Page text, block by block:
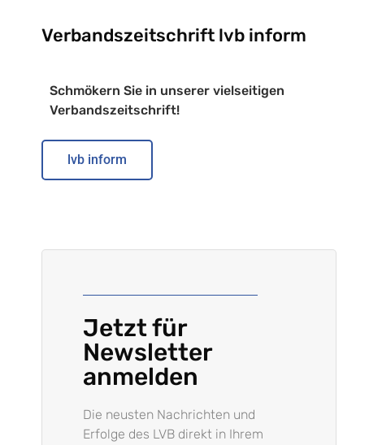
Verbandszeitschrift lvb inform
Schmökern Sie in unserer vielseitigen
Verbandszeitschrift!
lvb inform
Jetzt für
Newsletter
anmelden
Die neusten Nachrichten und
Erfolge des LVB direkt in Ihrem